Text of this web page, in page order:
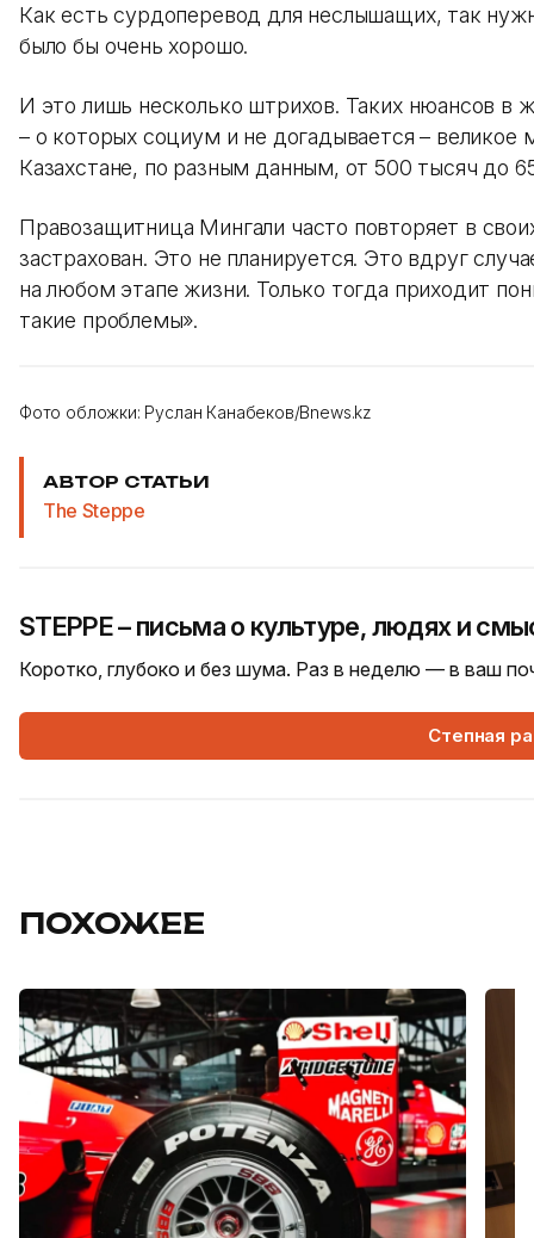
Как есть сурдоперевод для неслышащих, так
было бы очень хорошо.
И это лишь несколько штрихов. Таких нюансов
– о которых социум и не догадывается –
Казахстане, по разным данным, от 500 тысяч до
Правозащитница Мингали часто повторяет в
застрахован. Это не планируется. Это вдруг
на любом этапе жизни. Только тогда приходит
такие проблемы».
Фото обложки: Руслан Канабеков/Bnews.kz
АВТОР СТАТЬИ
The Steppe
STEPPE – письма о культуре, людях и
Коротко, глубоко и без шума. Раз в неделю — в ваш
Степная
ПОХОЖЕЕ